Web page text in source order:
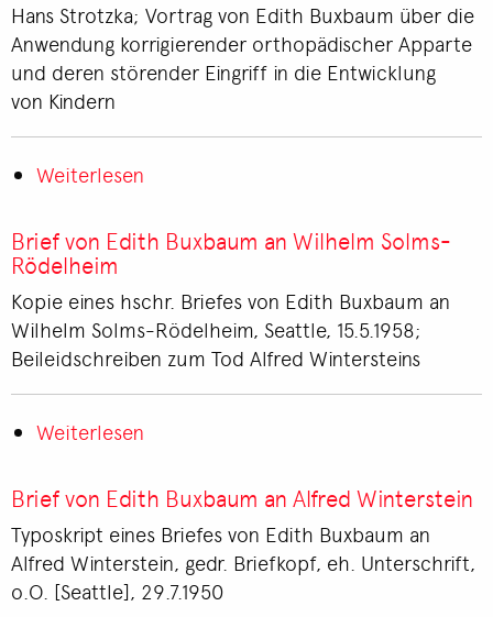
Hans Strotzka; Vortrag von Edith Buxbaum über die
Anwendung korrigierender orthopädischer Apparte
und deren störender Eingriff in die Entwicklung
von Kindern
Weiterlesen
der
der
WPV
Brief von Edith Buxbaum an Wilhelm Solms-
Rödelheim
Kopie eines hschr. Briefes von Edith Buxbaum an
Wilhelm Solms-Rödelheim, Seattle, 15.5.1958;
Beileidschreiben zum Tod Alfred Wintersteins
Weiterlesen
von
Buxbaum
an
Wilhelm
Brief von Edith Buxbaum an Alfred Winterstein
Typoskript eines Briefes von Edith Buxbaum an
Alfred Winterstein, gedr. Briefkopf, eh. Unterschrift,
o.O. [Seattle], 29.7.1950